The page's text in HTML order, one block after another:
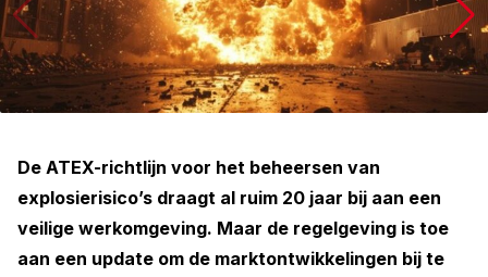
De ATEX-richtlijn voor het beheersen van
explosierisico’s draagt al ruim 20 jaar bij aan een
veilige werkomgeving. Maar de regelgeving is toe
aan een update om de marktontwikkelingen bij te